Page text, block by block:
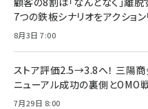
7つの鉄板シナリオをアクショ
8月3日 7:00
ストア評価2.5→3.8へ！ 三陽商
ニューアル成功の裏側とOMO
7月29日 8:00